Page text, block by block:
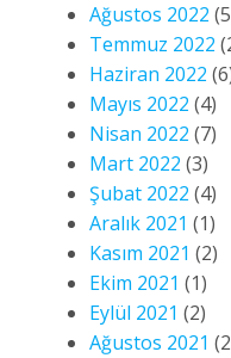
Ağustos 2022
Temmuz 2022
Haziran 2022
Mayıs 2022 (4)
Nisan 2022 (7)
Mart 2022 (3)
Şubat 2022 (4)
Aralık 2021 (1)
Kasım 2021 (2)
Ekim 2021 (1)
Eylül 2021 (2)
Ağustos 2021